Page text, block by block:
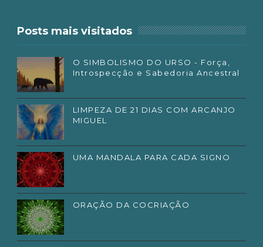
Posts mais visitados
O SIMBOLISMO DO URSO - Força,
Introspecção e Sabedoria Ancestral
LIMPEZA DE 21 DIAS COM ARCANJO
MIGUEL
UMA MANDALA PARA CADA SIGNO
ORAÇÃO DA COCRIAÇÃO